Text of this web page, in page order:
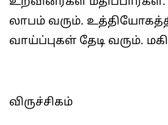
லாபம் வரும்.
வாய்ப்புகள் தேடி வரும்.
விருச்சிகம்